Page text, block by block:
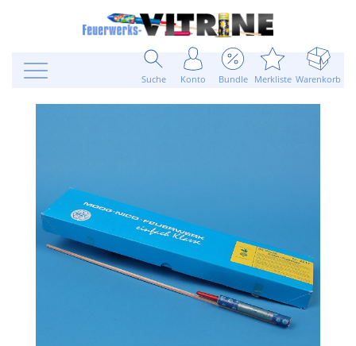
Suche Konto Bundle Merkliste Warenkorb